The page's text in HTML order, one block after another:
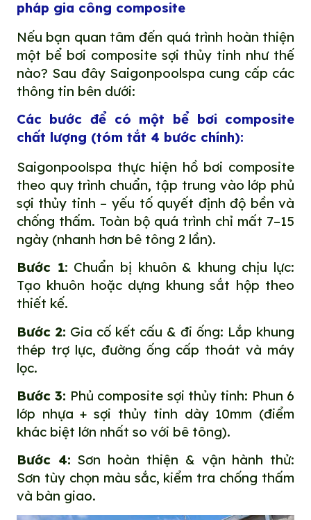
pháp gia công composite
Nếu bạn quan tâm đến quá trình hoàn thiện
một bể bơi composite sợi thủy tinh như thế
nào? Sau đây Saigonpoolspa cung cấp các
thông tin bên dưới:
Các bước để có một bể bơi composite
chất lượng (tóm tắt 4 bước chính):
Saigonpoolspa thực hiện hồ bơi composite
theo quy trình chuẩn, tập trung vào lớp phủ
sợi thủy tinh – yếu tố quyết định độ bền và
chống thấm. Toàn bộ quá trình chỉ mất 7–15
ngày (nhanh hơn bê tông 2 lần).
Bước 1: Chuẩn bị khuôn & khung chịu lực:
Tạo khuôn hoặc dựng khung sắt hộp theo
thiết kế.
Bước 2: Gia cố kết cấu & đi ống: Lắp khung
thép trợ lực, đường ống cấp thoát và máy
lọc.
Bước 3: Phủ composite sợi thủy tinh: Phun 6
lớp nhựa + sợi thủy tinh dày 10mm (điểm
khác biệt lớn nhất so với bê tông).
Bước 4: Sơn hoàn thiện & vận hành thử:
Sơn tùy chọn màu sắc, kiểm tra chống thấm
và bàn giao.